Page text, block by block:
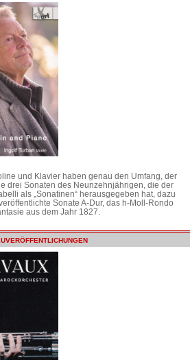
und Klavier haben genau den Umfang, der
drei Sonaten des Neunzehnjährigen, die der
als „Sonatinen“ herausgegeben hat, dazu
Sonate A-Dur, das h-Moll-Rondo
aus dem Jahr 1827.